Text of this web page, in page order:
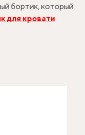
бортик, который
для кровати